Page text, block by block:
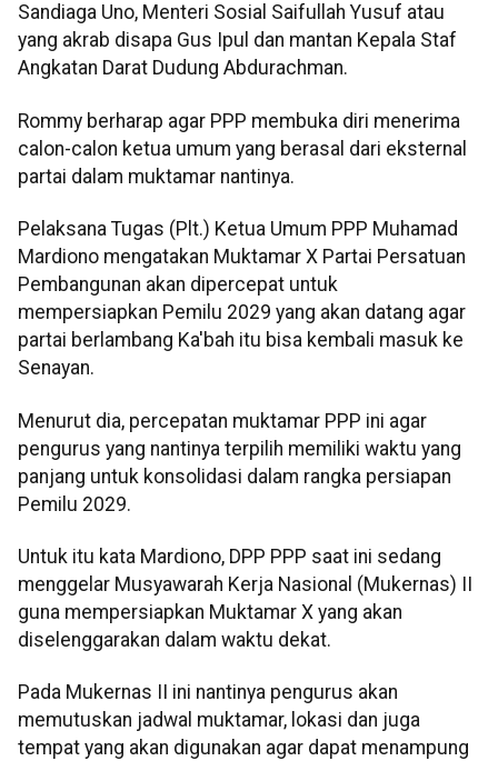
Sandiaga Uno, Menteri Sosial Saifullah Yusuf atau
yang akrab disapa Gus Ipul dan mantan Kepala Staf
Angkatan Darat Dudung Abdurachman.
Rommy berharap agar PPP membuka diri menerima
calon-calon ketua umum yang berasal dari eksternal
partai dalam muktamar nantinya.
Pelaksana Tugas (Plt.) Ketua Umum PPP Muhamad
Mardiono mengatakan Muktamar X Partai Persatuan
Pembangunan akan dipercepat untuk
mempersiapkan Pemilu 2029 yang akan datang agar
partai berlambang Ka'bah itu bisa kembali masuk ke
Senayan.
Menurut dia, percepatan muktamar PPP ini agar
pengurus yang nantinya terpilih memiliki waktu yang
panjang untuk konsolidasi dalam rangka persiapan
Pemilu 2029.
Untuk itu kata Mardiono, DPP PPP saat ini sedang
menggelar Musyawarah Kerja Nasional (Mukernas) II
guna mempersiapkan Muktamar X yang akan
diselenggarakan dalam waktu dekat.
Pada Mukernas II ini nantinya pengurus akan
memutuskan jadwal muktamar, lokasi dan juga
tempat yang akan digunakan agar dapat menampung